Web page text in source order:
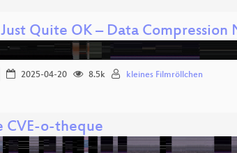
Quite OK – Data
2025-04-20 8.5k kleines Filmröllchen
CVE-o-theque